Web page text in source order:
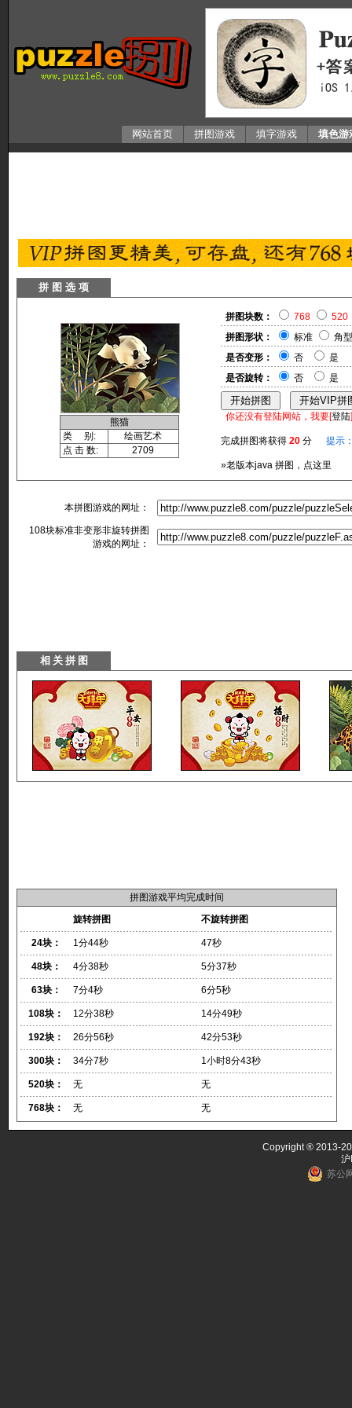
网站首页 拼图游戏 填字游戏 填色游
拼 图 选 项
熊猫
类 别:
绘画艺术
点 击 数:
2709
拼图块数： 768
520
拼图形状：
标准
角型
是否变形：
否
是
是否旋转：
否 是
你还没有登陆网站，我要[登陆
完成拼图将获得 20 分 提示
»老版本java 拼图，点这里
本拼图游戏的网址：
108块标准非变形非旋转拼图
游戏的网址：
拼图游戏平均完成时间
旋转拼图
不旋转拼图
24块： 1分44秒 47秒
48块： 4分38秒 5分37秒
63块： 7分4秒 6分5秒
108块： 12分38秒 14分49秒
192块： 26分56秒 42分53秒
300块： 34分7秒 1小时8分43秒
520块： 无 无
768块： 无 无
Copyright ® 2013-
苏公